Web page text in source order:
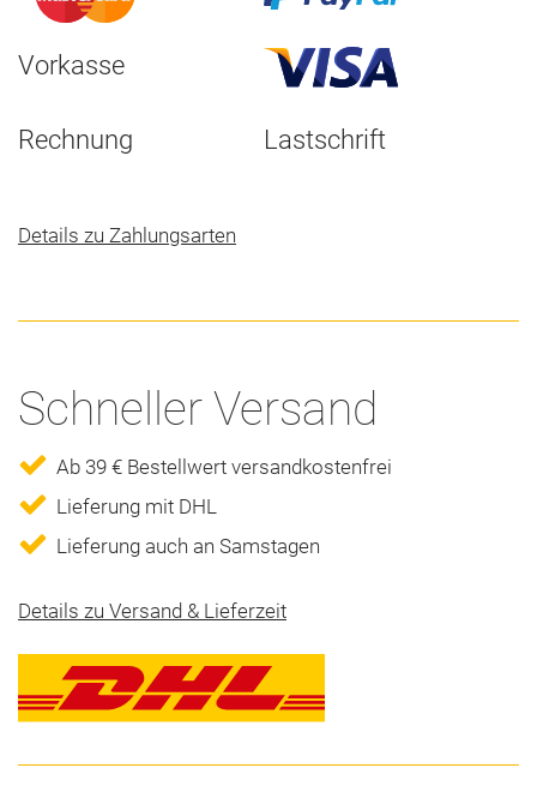
Vorkasse
Rechnung Lastschrift
Details zu Zahlungsarten
Schneller Versand
Ab 39 € Bestellwert versandkostenfrei
Lieferung mit DHL
Lieferung auch an Samstagen
Details zu Versand & Lieferzeit